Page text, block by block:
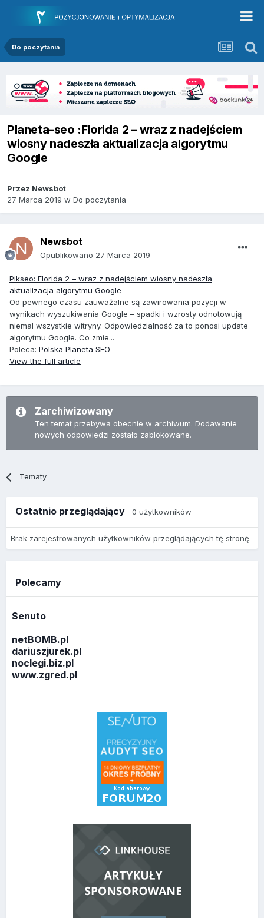
Do poczytania
Planeta-seo :Florida 2 – wraz z nadejściem
wiosny nadeszła aktualizacja algorytmu
Google
Przez Newsbot
27 Marca 2019 w Do poczytania
Newsbot
Opublikowano 27 Marca 2019
Pikseo: Florida 2 – wraz z nadejściem wiosny nadeszła
aktualizacja algorytmu Google
Od pewnego czasu zauważalne są zawirowania pozycji w
wynikach wyszukiwania Google – spadki i wzrosty odnotowują
niemal wszystkie witryny. Odpowiedzialność za to ponosi update
algorytmu Google. Co zmie...
Poleca: Polska Planeta SEO
View the full article
Zarchiwizowany
Ten temat przebywa obecnie w archiwum. Dodawanie
nowych odpowiedzi zostało zablokowane.
Tematy
Ostatnio przeglądający 0 użytkowników
Brak zarejestrowanych użytkowników przeglądających tę stronę.
Polecamy
Senuto
netBOMB.pl
dariuszjurek.pl
noclegi.biz.pl
www.zgred.pl